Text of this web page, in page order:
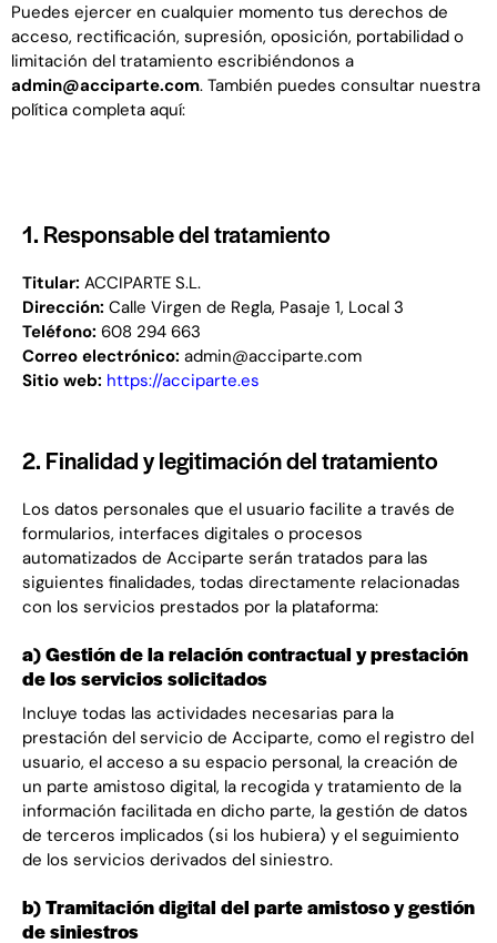
Puedes ejercer en cualquier momento tus derechos de
acceso, rectificación, supresión, oposición, portabilidad o
limitación del tratamiento escribiéndonos a
admin@acciparte.com. También puedes consultar nuestra
política completa aquí:
1. Responsable del tratamiento
Titular: ACCIPARTE S.L.
Dirección: Calle Virgen de Regla, Pasaje 1, Local 3
Teléfono: 608 294 663
Correo electrónico: admin@acciparte.com
Sitio web: https://acciparte.es
2. Finalidad y legitimación del tratamiento
Los datos personales que el usuario facilite a través de
formularios, interfaces digitales o procesos
automatizados de Acciparte serán tratados para las
siguientes finalidades, todas directamente relacionadas
con los servicios prestados por la plataforma:
a) Gestión de la relación contractual y prestación
de los servicios solicitados
Incluye todas las actividades necesarias para la
prestación del servicio de Acciparte, como el registro del
usuario, el acceso a su espacio personal, la creación de
un parte amistoso digital, la recogida y tratamiento de la
información facilitada en dicho parte, la gestión de datos
de terceros implicados (si los hubiera) y el seguimiento
de los servicios derivados del siniestro.
b) Tramitación digital del parte amistoso y gestión
de siniestros